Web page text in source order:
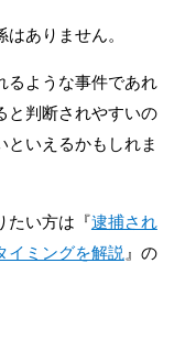
ありません。
るような事件であれ
と判断されやすいの
といえるかもしれま
たい方は『逮捕され
イミングを解説 』の